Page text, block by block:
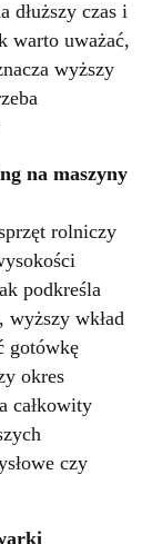
dłuższy czas i
warto uważać,
wyższy
na maszyny
rolniczy
podkreśla
wkład
gotówkę
okres
całkowity
czy